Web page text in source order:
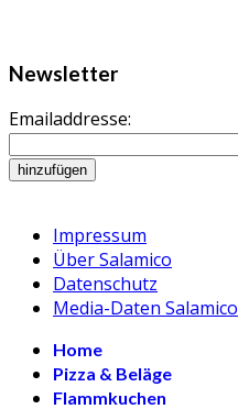
Newsletter
Emailaddresse:
Impressum
Über Salamico
Datenschutz
Media-Daten Salamico
Home
Pizza & Beläge
Flammkuchen